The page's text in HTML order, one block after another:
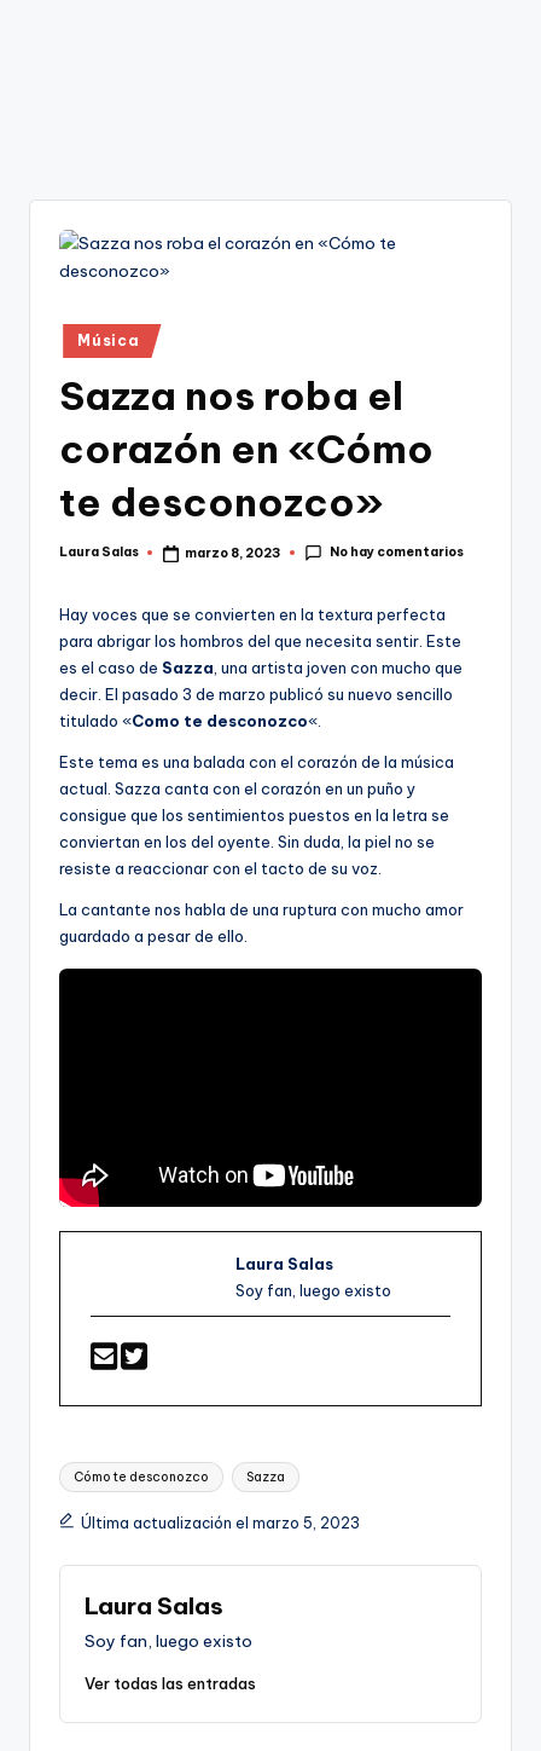
Publicado
en
Música
Sazza nos roba el
corazón en «Cómo
te desconozco»
Publicado
Laura Salas marzo 8, 2023 No hay comentarios
Hay voces que se convierten en la textura perfecta
para abrigar los hombros del que necesita sentir. Este
es el caso de Sazza , una artista joven con mucho que
decir. El pasado 3 de marzo publicó su nuevo sencillo
titulado «Como te desconozco«.
Este tema es una balada con el corazón de la música
actual. Sazza canta con el corazón en un puño y
consigue que los sentimientos puestos en la letra se
conviertan en los del oyente. Sin duda, la piel no se
resiste a reaccionar con el tacto de su voz.
La cantante nos habla de una ruptura con mucho amor
guardado a pesar de ello.
Laura Salas
Soy fan, luego existo
Etiquetas:
Cómo te desconozco Sazza
Última actualización el marzo 5, 2023
Laura Salas
Soy fan, luego existo
Ver todas las entradas